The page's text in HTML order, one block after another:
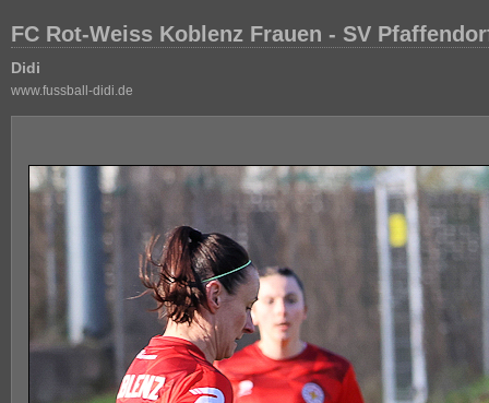
FC Rot-Weiss Koblenz Frauen - SV
Didi
www.fussball-didi.de